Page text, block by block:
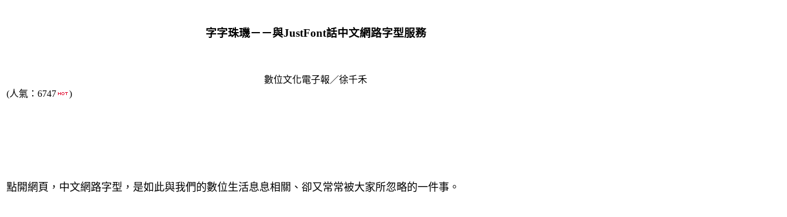
字字珠璣－－與JustFont話中文網路字型服務
數位文化電子報／徐千禾
(人氣：6747
)
點開網頁，中文網路字型，是如此與我們的數位生活息息相關、卻又常常被大家所忽略的一件事。